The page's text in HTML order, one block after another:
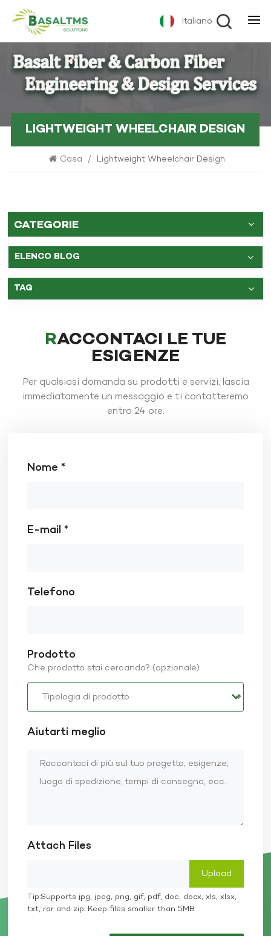
Italiano
LIGHTWEIGHT WHEELCHAIR DESIGN
Casa / Lightweight Wheelchair Design
CATEGORIE
ELENCO BLOG
TAG
RACCONTACI LE TUE
ESIGENZE
Per qualsiasi domanda su prodotti e servizi, lascia
immediatamente un messaggio e ti contatteremo
entro 24 ore.
Nome *
E-mail *
Telefono
Prodotto
Che prodotto stai cercando? (opzionale)
Aiutarti meglio
Attach Files
Tip:Supports jpg, jpeg, png, gif, pdf, doc, docx, xls, xlsx,
txt, rar and zip. Keep files smaller than 5MB